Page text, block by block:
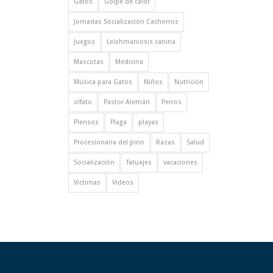
Jornadas Socialización Cachorros
Juegos Leishmaniosis canina
Mascotas Medicina
Música para Gatos Niños Nutrición
olfato Pastor Alemán Perros
Piensos Plaga playas
Procesionaria del pino Razas Salud
Socialización Tatuajes vacaciones
Victimas Videos